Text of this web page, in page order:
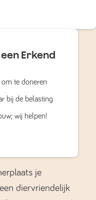
Erkend
te doneren
bij de belasting
wij helpen!
je
diervriendelijk